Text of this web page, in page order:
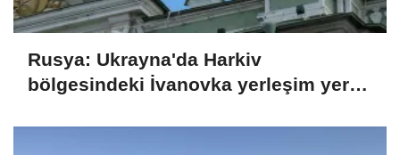
Rusya: Ukrayna'da Harkiv
bölgesindeki İvanovka yerleşim yeri